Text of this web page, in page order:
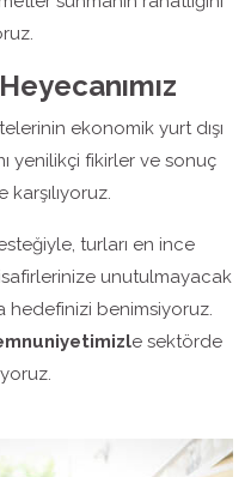
ekonomik yurt dışı
yenilikçi fikirler ve sonuç
turları en ince
unutulmayacak
hedefinizi benimsiyoruz.
e sektörde